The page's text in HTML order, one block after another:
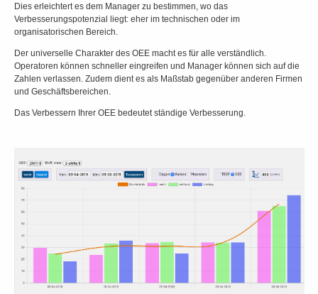
Dies erleichtert es dem Manager zu bestimmen, wo das
Verbesserungspotenzial liegt: eher im technischen oder im
organisatorischen Bereich.
Der universelle Charakter des OEE macht es für alle verständlich.
Operatoren können schneller eingreifen und Manager können sich auf die
Zahlen verlassen. Zudem dient es als Maßstab gegenüber anderen Firmen
und Geschäftsbereichen.
Das Verbessern Ihrer OEE bedeutet ständige Verbesserung.